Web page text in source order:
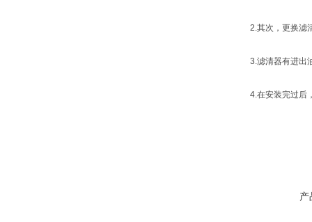
2.其次，更换滤清
3.滤清器有进出油
4.在安装完过后，
产